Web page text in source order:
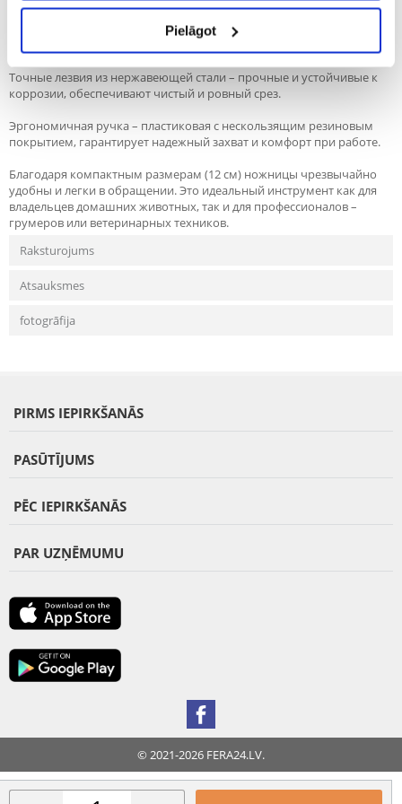
Pielāgot
Стопорный элемент – предотвращает слишком глубокий срез
когтя, сводя к минимуму риск пореза или повреждения
Точные лезвия из нержавеющей стали – прочные и устойчивые к
коррозии, обеспечивают чистый и ровный срез.
Эргономичная ручка – пластиковая с нескользящим резиновым
покрытием, гарантирует надежный захват и комфорт при работе.
Благодаря компактным размерам (12 см) ножницы чрезвычайно
удобны и легки в обращении. Это идеальный инструмент как для
владельцев домашних животных, так и для профессионалов –
грумеров или ветеринарных техников.
Raksturojums
Atsauksmes
fotogrāfija
PIRMS IEPIRKŠANĀS
PASŪTĪJUMS
PĒC IEPIRKŠANĀS
PAR UZŅĒMUMU
© 2021-2026 FERA24.LV.
FERA INTERNATIONAL: